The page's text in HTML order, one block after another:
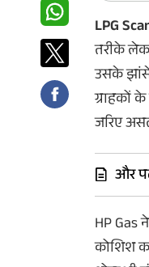
डील्स
LPG
तरीके
उसके
ग्राहकों
जरिए
और
HP Gas
कोशिश